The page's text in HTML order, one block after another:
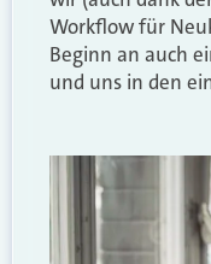
Workflow für
Beginn an auch
und uns in den